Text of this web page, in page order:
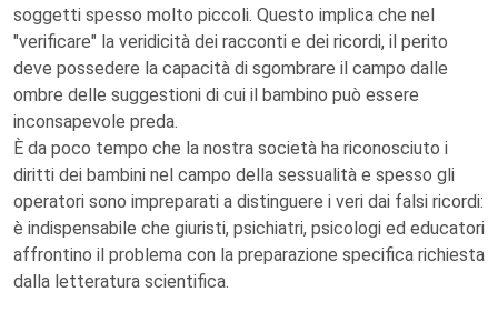
soggetti spesso molto piccoli. Questo implica che nel
"verificare" la veridicità dei racconti e dei ricordi, il perito
deve possedere la capacità di sgombrare il campo dalle
ombre delle suggestioni di cui il bambino può essere
inconsapevole preda.
È da poco tempo che la nostra società ha riconosciuto i
diritti dei bambini nel campo della sessualità e spesso gli
operatori sono impreparati a distinguere i veri dai falsi ricordi:
è indispensabile che giuristi, psichiatri, psicologi ed educatori
affrontino il problema con la preparazione specifica richiesta
dalla letteratura scientifica.